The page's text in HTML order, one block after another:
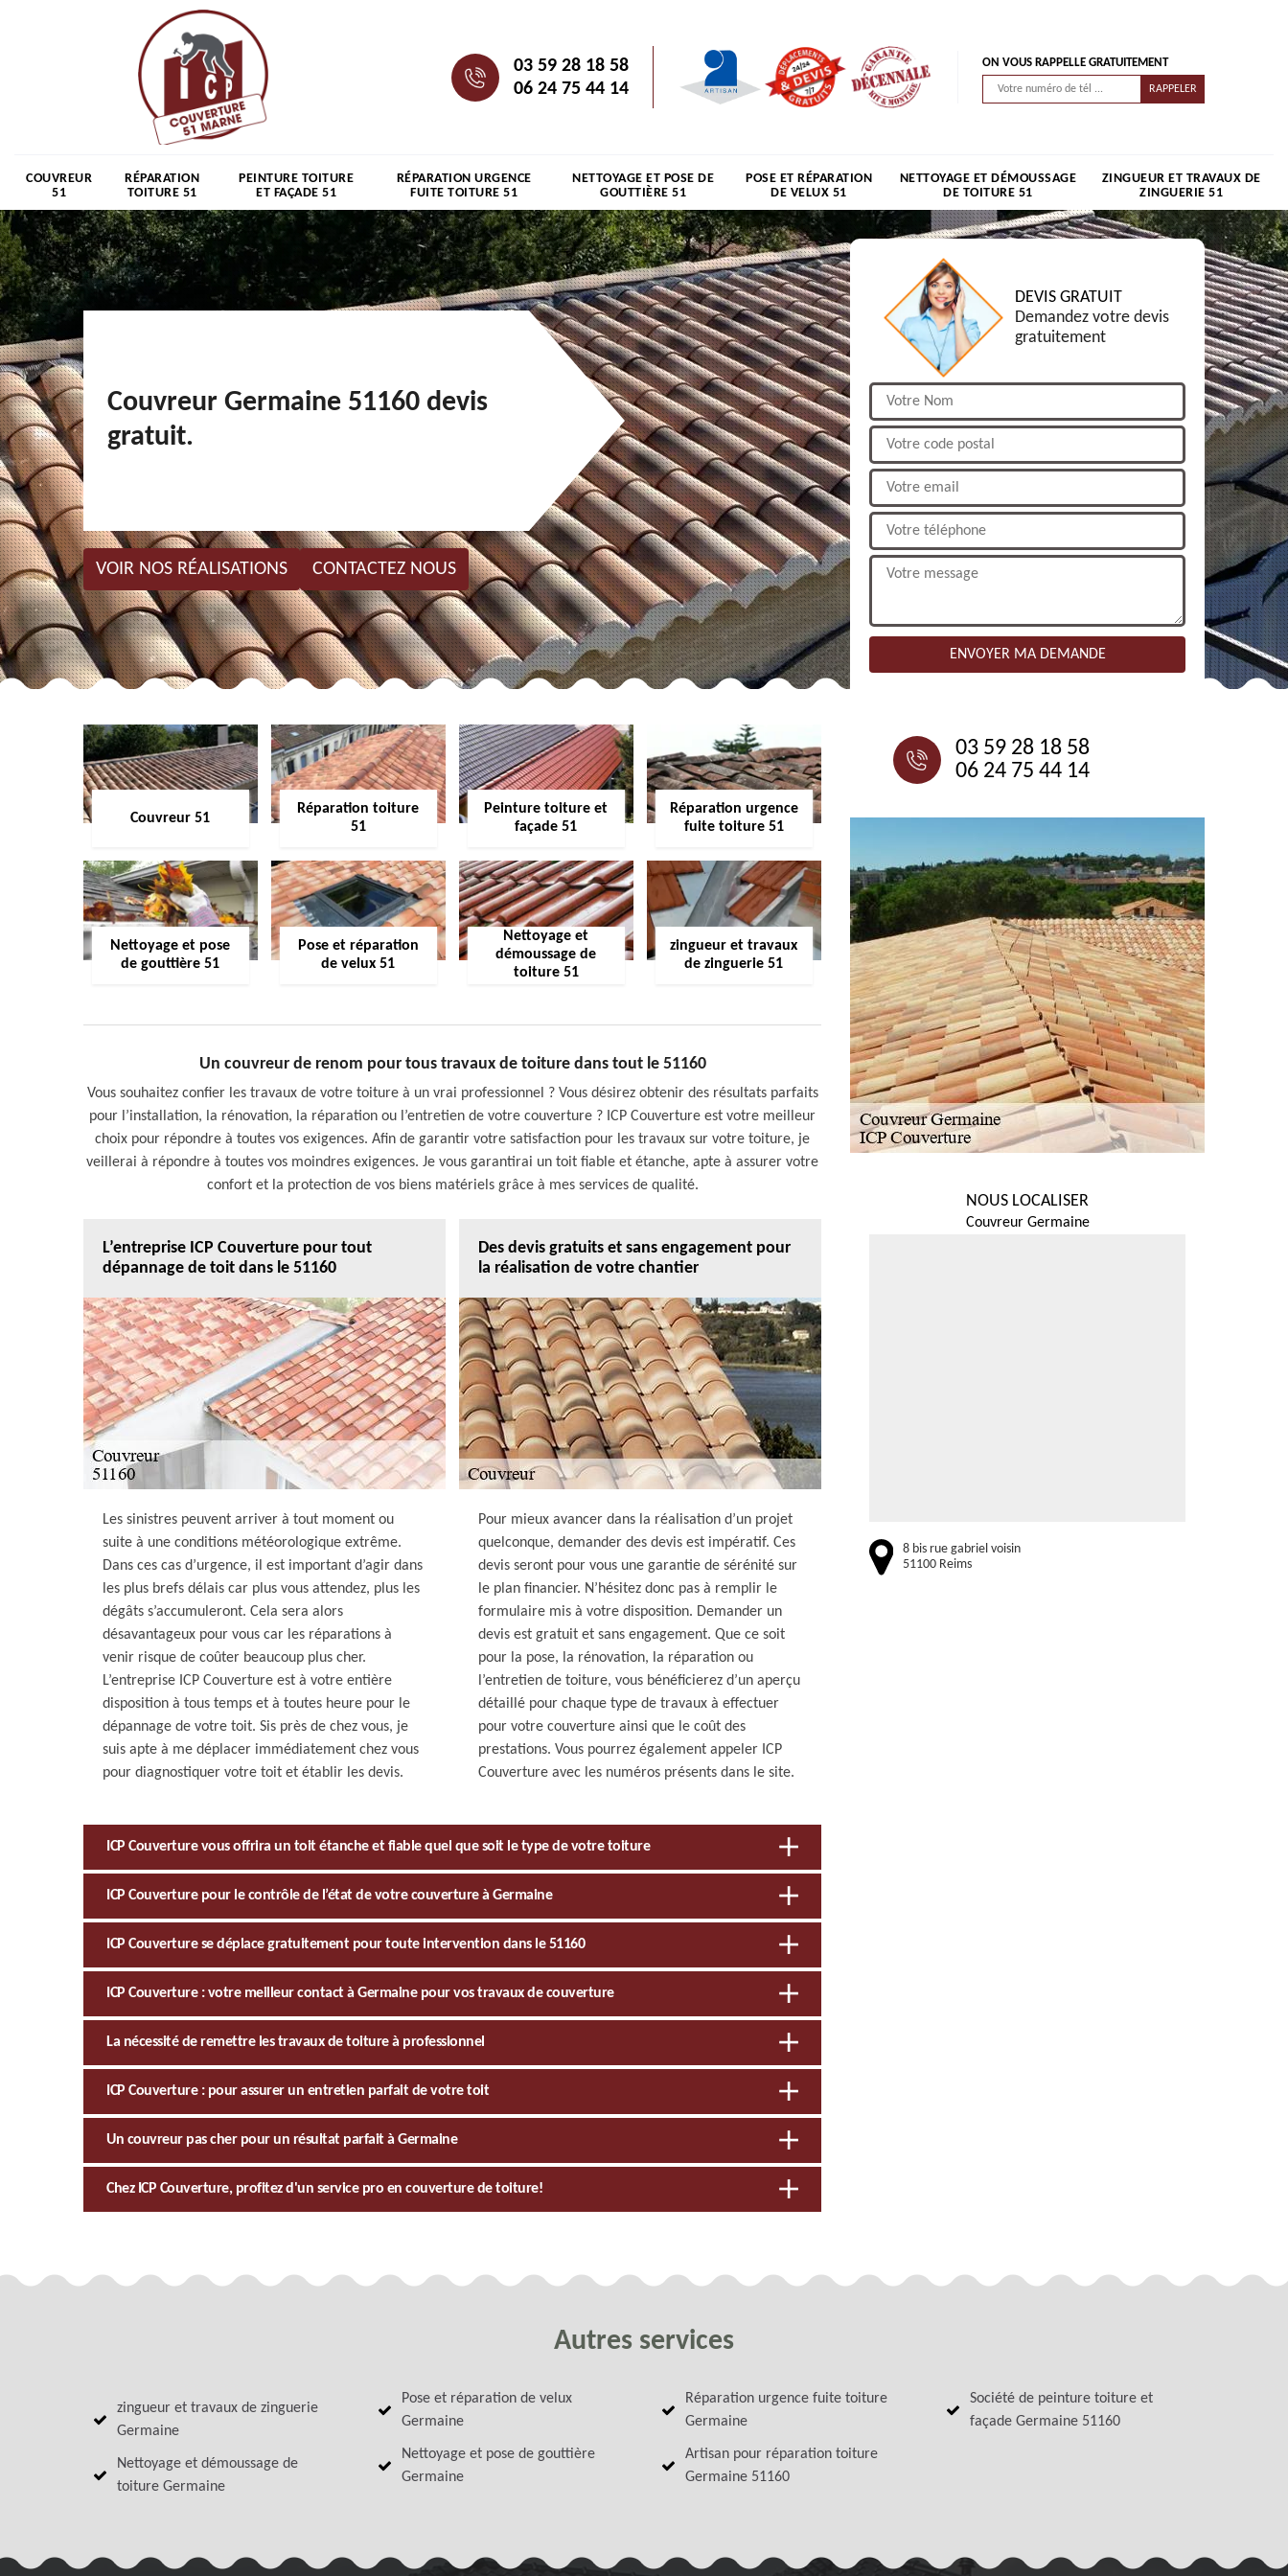
03 59 28 18 58
06 24 75 44 14
ON VOUS RAPPELLE GRATUITEMENT
COUVREUR
51
RÉPARATION
TOITURE 51
PEINTURE TOITURE
ET FAÇADE 51
RÉPARATION URGENCE
FUITE TOITURE 51
NETTOYAGE ET POSE DE
GOUTTIÈRE 51
POSE ET RÉPARATION
DE VELUX 51
NETTOYAGE ET DÉMOUSSAGE
DE TOITURE 51
ZINGUEUR ET TRAVAUX DE
ZINGUERIE 51
Couvreur Germaine 51160 devis
gratuit.
VOIR NOS RÉALISATIONS CONTACTEZ NOUS
Couvreur 51
Réparation toiture
51
Peinture toiture et
façade 51
Réparation urgence
fuite toiture 51
Nettoyage et pose
de gouttière 51
Pose et réparation
de velux 51
Nettoyage et
démoussage de
toiture 51
zingueur et travaux
de zinguerie 51
Un couvreur de renom pour tous travaux de toiture dans tout le 51160
Vous souhaitez confier les travaux de votre toiture à un vrai professionnel ? Vous désirez obtenir des résultats parfaits
pour l’installation, la rénovation, la réparation ou l’entretien de votre couverture ? ICP Couverture est votre meilleur
choix pour répondre à toutes vos exigences. Afin de garantir votre satisfaction pour les travaux sur votre toiture, je
veillerai à répondre à toutes vos moindres exigences. Je vous garantirai un toit fiable et étanche, apte à assurer votre
confort et la protection de vos biens matériels grâce à mes services de qualité.
L’entreprise ICP Couverture pour tout
dépannage de toit dans le 51160
Les sinistres peuvent arriver à tout moment ou
suite à une conditions météorologique extrême.
Dans ces cas d’urgence, il est important d’agir dans
les plus brefs délais car plus vous attendez, plus les
dégâts s’accumuleront. Cela sera alors
désavantageux pour vous car les réparations à
venir risque de coûter beaucoup plus cher.
L’entreprise ICP Couverture est à votre entière
disposition à tous temps et à toutes heure pour le
dépannage de votre toit. Sis près de chez vous, je
suis apte à me déplacer immédiatement chez vous
pour diagnostiquer votre toit et établir les devis.
Des devis gratuits et sans engagement pour
la réalisation de votre chantier
Pour mieux avancer dans la réalisation d’un projet
quelconque, demander des devis est impératif. Ces
devis seront pour vous une garantie de sérénité sur
le plan financier. N’hésitez donc pas à remplir le
formulaire mis à votre disposition. Demander un
devis est gratuit et sans engagement. Que ce soit
pour la pose, la rénovation, la réparation ou
l’entretien de toiture, vous bénéficierez d’un aperçu
détaillé pour chaque type de travaux à effectuer
pour votre couverture ainsi que le coût des
prestations. Vous pourrez également appeler ICP
Couverture avec les numéros présents dans le site.
ICP Couverture vous offrira un toit étanche et fiable quel que soit le type de votre toiture
ICP Couverture pour le contrôle de l’état de votre couverture à Germaine
ICP Couverture se déplace gratuitement pour toute intervention dans le 51160
ICP Couverture : votre meilleur contact à Germaine pour vos travaux de couverture
La nécessité de remettre les travaux de toiture à professionnel
ICP Couverture : pour assurer un entretien parfait de votre toit
Un couvreur pas cher pour un résultat parfait à Germaine
Chez ICP Couverture, profitez d'un service pro en couverture de toiture!
DEVIS GRATUIT
Demandez votre devis
gratuitement
03 59 28 18 58
06 24 75 44 14
NOUS LOCALISER
Couvreur Germaine
8 bis rue gabriel voisin
51100 Reims
Autres services
zingueur et travaux de zinguerie
Germaine
Nettoyage et démoussage de
toiture Germaine
Pose et réparation de velux
Germaine
Nettoyage et pose de gouttière
Germaine
Réparation urgence fuite toiture
Germaine
Artisan pour réparation toiture
Germaine 51160
Société de peinture toiture et
façade Germaine 51160